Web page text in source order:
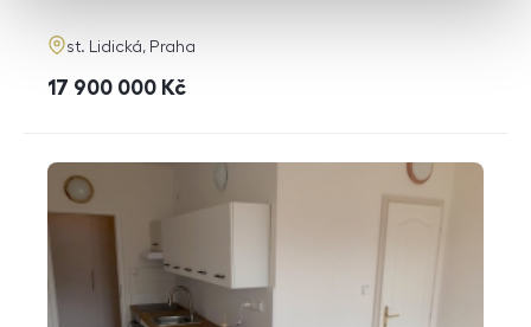
adresa
st. Lidická, Praha
cena
17 900 000 Kč